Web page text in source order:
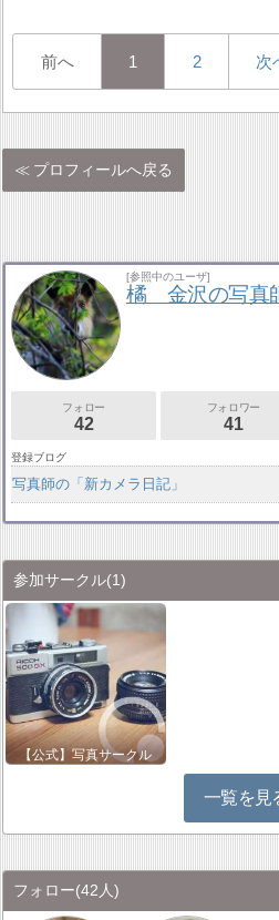
前へ 1 2 次
プロフィールへ戻る
[参照中のユーザ]
橘 金沢の写真
フォロー
42
フォロワー
41
登録ブログ
写真師の「新カメラ日記」
参加サークル(1)
【公式】写真サークル
一覧を見
フォロー(42人)